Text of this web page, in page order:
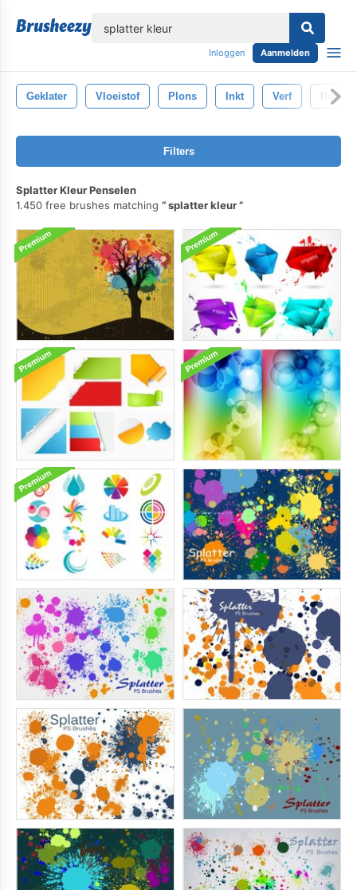
Inloggen Aanmelden
Geklater Vloeistof Plons Inkt Verf
Filters
Splatter Kleur Penselen
1.450 free brushes matching
splatter kleur